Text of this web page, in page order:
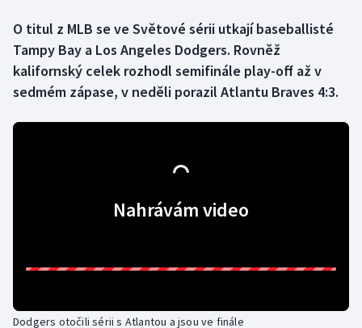
Box
Curling
Házená
O titul z MLB se ve Světové sérii utkají baseballisté
Tampy Bay a Los Angeles Dodgers. Rovněž
kalifornský celek rozhodl semifinále play-off až v
sedmém zápase, v neděli porazil Atlantu Braves 4:3.
Nahrávám video
Dodgers otočili sérii s Atlantou a jsou ve finále